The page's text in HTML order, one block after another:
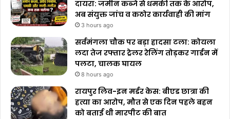
दायरा: जमीन कब्जे से धमकी तक के आरोप,
अब संयुक्त जांच व कठोर कार्यवाही की मांग
3 hours ago
सर्वमंगला चौक पर बड़ा हादसा टला: कोयला
लदा तेज रफ्तार ट्रेलर रेलिंग तोड़कर गार्डन में
पलटा, चालक घायल
8 hours ago
रायपुर लिव-इन मर्डर केस: बीएड छात्रा की
हत्या का आरोप, मौत से एक दिन पहले बहन
को बताई थी मारपीट की बात